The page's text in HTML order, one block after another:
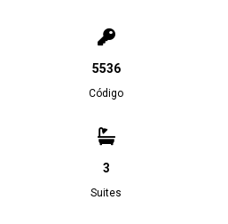
5536
Código
3
Suites